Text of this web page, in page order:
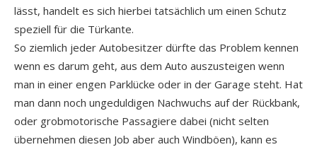
lässt, handelt es sich hierbei tatsächlich um einen Schutz
speziell für die Türkante.
So ziemlich jeder Autobesitzer dürfte das Problem kennen
wenn es darum geht, aus dem Auto auszusteigen wenn
man in einer engen Parklücke oder in der Garage steht. Hat
man dann noch ungeduldigen Nachwuchs auf der Rückbank,
oder grobmotorische Passagiere dabei (nicht selten
übernehmen diesen Job aber auch Windböen), kann es